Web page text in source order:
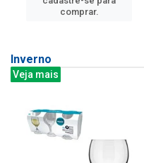
comprar.
Inverno
Veja mais